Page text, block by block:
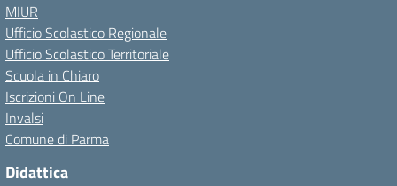
MIUR
Ufficio Scolastico Regionale
Ufficio Scolastico Territoriale
Scuola in Chiaro
Iscrizioni On Line
Invalsi
Comune di Parma
Didattica